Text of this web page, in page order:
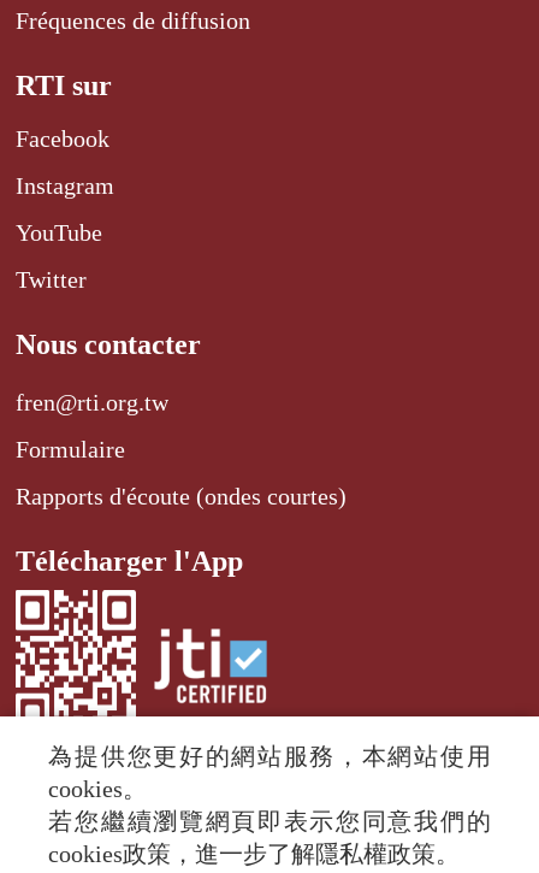
Fréquences de diffusion
RTI sur
Facebook
Instagram
YouTube
Twitter
Nous contacter
fren@rti.org.tw
Formulaire
Rapports d'écoute (ondes courtes)
Télécharger l'App
© 2024 RTI (Radio Taiwan International).
All rights reserved.
為提供您更好的網站服務，本網站使用
cookies。
若您繼續瀏覽網頁即表示您同意我們的
cookies政策，進一步了解隱私權政策。